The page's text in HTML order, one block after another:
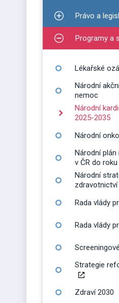
ZobrazitPrávo a
ZobrazitProgramy a
Lékařské
Národní
nemoc
Národní
2025-2035
Národní
Národní
v ČR do
Národní
zdravotnictví
Rada vlády
Rada vlády
Strategie
Zdraví 2030